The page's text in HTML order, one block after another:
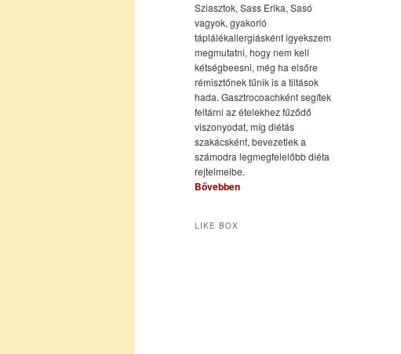
Sziasztok, Sass Erika, Sasó
vagyok, gyakorló
táplálékallergiásként igyekszem
megmutatni, hogy nem kell
kétségbeesni, még ha elsőre
rémisztőnek tűnik is a tiltások
hada. Gasztrocoachként segítek
feltárni az ételekhez fűződő
viszonyodat, míg diétás
szakácsként, bevezetlek a
számodra legmegfelelőbb diéta
rejtelmeibe.
Bővebben
LIKE BOX